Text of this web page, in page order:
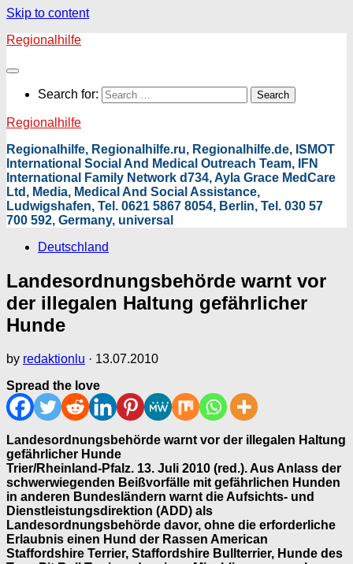
Skip to content
Regionalhilfe
Search for:
Regionalhilfe
Regionalhilfe, Regionalhilfe.ru, Regionalhilfe.de, ISMOT
International Social And Medical Outreach Team, IFN
International Family Network d734, Ayla Grace MedCare
Ltd, Media, Medical And Social Assistance,
Ludwigshafen, Tel. 0621 5867 8054, Berlin, Tel. 030 57
700 592, Germany, universal
Deutschland
Landesordnungsbehörde warnt vor
der illegalen Haltung gefährlicher
Hunde
by redaktionlu · 13.07.2010
Spread the love
Landesordnungsbehörde warnt vor der illegalen Haltung
gefährlicher Hunde
Trier/Rheinland-Pfalz. 13. Juli 2010 (red.). Aus Anlass der
schwerwiegenden Beißvorfälle mit gefährlichen Hunden
in anderen Bundesländern warnt die Aufsichts- und
Dienstleistungsdirektion (ADD) als
Landesordnungsbehörde davor, ohne die erforderliche
Erlaubnis einen Hund der Rassen American
Staffordshire Terrier, Staffordshire Bullterrier, Hunde des